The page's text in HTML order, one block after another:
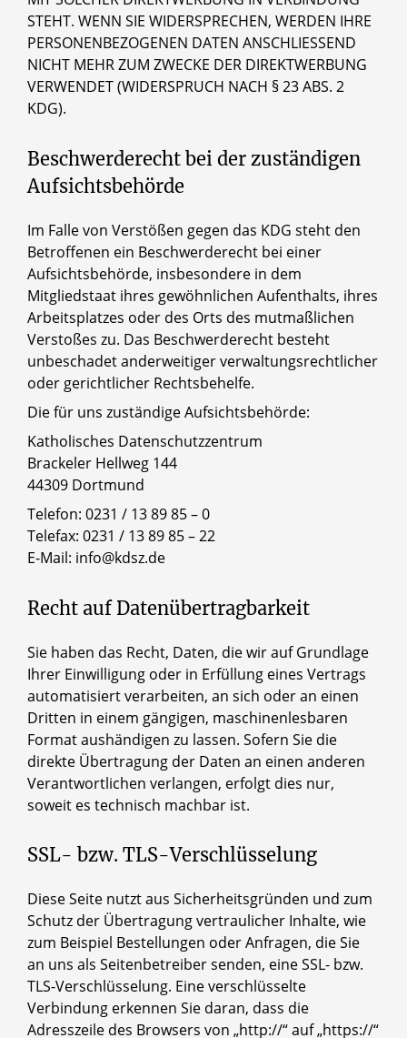
STEHT. WENN SIE WIDERSPRECHEN, WERDEN IHRE
PERSONENBEZOGENEN DATEN ANSCHLIESSEND
NICHT MEHR ZUM ZWECKE DER DIREKTWERBUNG
VERWENDET (WIDERSPRUCH NACH § 23 ABS. 2
KDG).
Beschwerderecht bei der zuständigen
Aufsichtsbehörde
Im Falle von Verstößen gegen das KDG steht den
Betroffenen ein Beschwerderecht bei einer
Aufsichtsbehörde, insbesondere in dem
Mitgliedstaat ihres gewöhnlichen Aufenthalts, ihres
Arbeitsplatzes oder des Orts des mutmaßlichen
Verstoßes zu. Das Beschwerderecht besteht
unbeschadet anderweitiger verwaltungsrechtlicher
oder gerichtlicher Rechtsbehelfe.
Die für uns zuständige Aufsichtsbehörde:
Katholisches Datenschutzzentrum
Brackeler Hellweg 144
44309 Dortmund
Telefon: 0231 / 13 89 85 – 0
Telefax: 0231 / 13 89 85 – 22
E-Mail: info@kdsz.de
Recht auf Datenübertragbarkeit
Sie haben das Recht, Daten, die wir auf Grundlage
Ihrer Einwilligung oder in Erfüllung eines Vertrags
automatisiert verarbeiten, an sich oder an einen
Dritten in einem gängigen, maschinenlesbaren
Format aushändigen zu lassen. Sofern Sie die
direkte Übertragung der Daten an einen anderen
Verantwortlichen verlangen, erfolgt dies nur,
soweit es technisch machbar ist.
SSL- bzw. TLS-Verschlüsselung
Diese Seite nutzt aus Sicherheitsgründen und zum
Schutz der Übertragung vertraulicher Inhalte, wie
zum Beispiel Bestellungen oder Anfragen, die Sie
an uns als Seitenbetreiber senden, eine SSL- bzw.
TLS-Verschlüsselung. Eine verschlüsselte
Verbindung erkennen Sie daran, dass die
Adresszeile des Browsers von „http://“ auf „https://“